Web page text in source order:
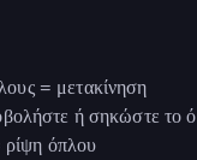
= μετακίνηση
ή σηκώστε το
ρίψη όπλου